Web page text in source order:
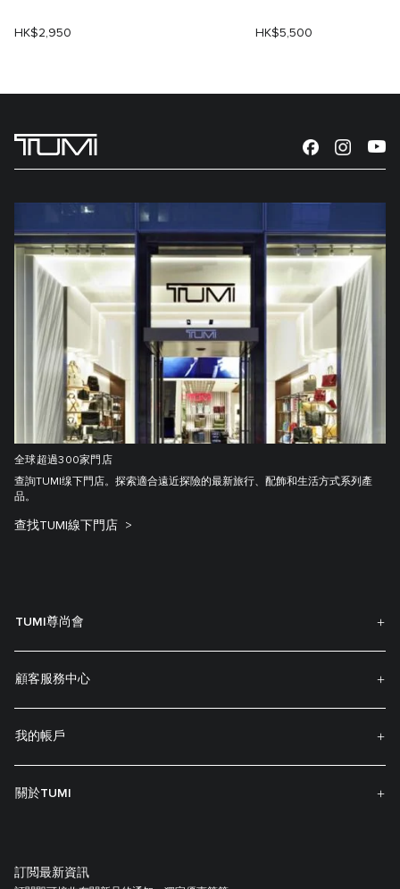
HK$2,950 HK$5,500
全球超過300家門店
查詢TUMI缐下門店。探索適合遠近探險的最新旅行、配飾和生活方式系列產
品。
查找TUMI線下門店
TUMI尊尚會
顧客服務中心
我的帳戶
關於TUMI
訂閲最新資訊